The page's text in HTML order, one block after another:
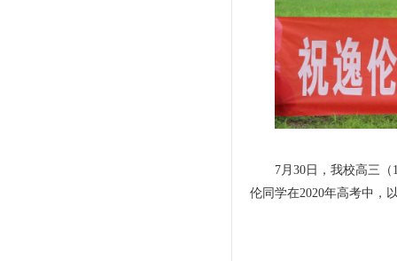
7月 30 日，我校高三（
伦同学在2020年高考中，